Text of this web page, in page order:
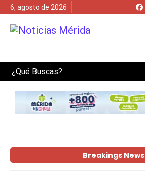
6, agosto de 2026
Search
Breakings News